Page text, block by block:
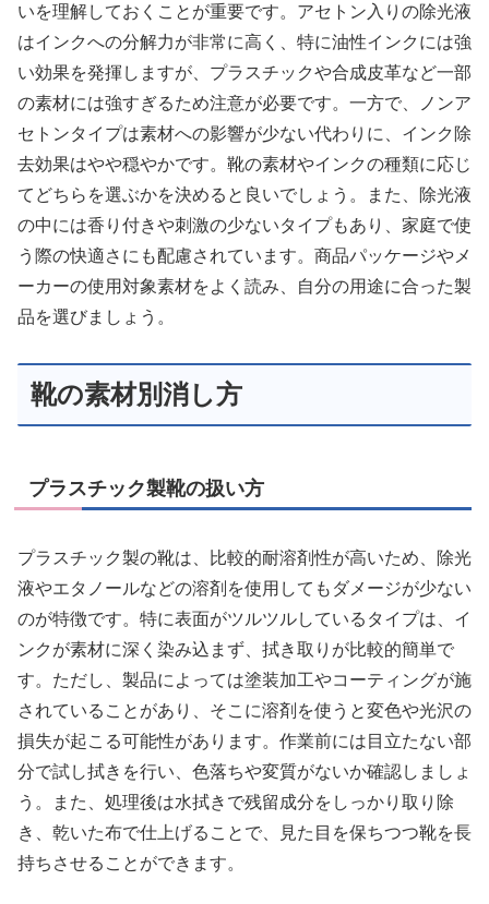
いを理解しておくことが重要です。アセトン入りの除光液
はインクへの分解力が非常に高く、特に油性インクには強
い効果を発揮しますが、プラスチックや合成皮革など一部
の素材には強すぎるため注意が必要です。一方で、ノンア
セトンタイプは素材への影響が少ない代わりに、インク除
去効果はやや穏やかです。靴の素材やインクの種類に応じ
てどちらを選ぶかを決めると良いでしょう。また、除光液
の中には香り付きや刺激の少ないタイプもあり、家庭で使
う際の快適さにも配慮されています。商品パッケージやメ
ーカーの使用対象素材をよく読み、自分の用途に合った製
品を選びましょう。
靴の素材別消し方
プラスチック製靴の扱い方
プラスチック製の靴は、比較的耐溶剤性が高いため、除光
液やエタノールなどの溶剤を使用してもダメージが少ない
のが特徴です。特に表面がツルツルしているタイプは、イ
ンクが素材に深く染み込まず、拭き取りが比較的簡単で
す。ただし、製品によっては塗装加工やコーティングが施
されていることがあり、そこに溶剤を使うと変色や光沢の
損失が起こる可能性があります。作業前には目立たない部
分で試し拭きを行い、色落ちや変質がないか確認しましょ
う。また、処理後は水拭きで残留成分をしっかり取り除
き、乾いた布で仕上げることで、見た目を保ちつつ靴を長
持ちさせることができます。